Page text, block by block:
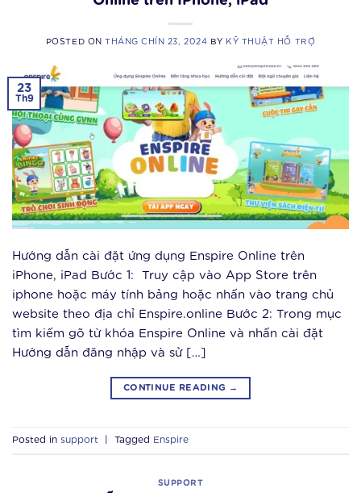
POSTED ONTHÁNG CHÍN 23, 2024 BY KỸ THUẬT HỖ TRỢ
23
Th9
Hướng dẫn cài đặt ứng dụng Enspire Online trên
iPhone, iPad Bước 1: Truy cập vào App Store trên
iphone hoặc máy tính bảng hoặc nhấn vào trang chủ
website theo địa chỉ Enspire.online Bước 2: Trong mục
tìm kiếm gõ từ khóa Enspire Online và nhấn cài đặt
Hướng dẫn đăng nhập và sử […]
CONTINUE READING →
Posted in support Tagged Enspire
SUPPORT